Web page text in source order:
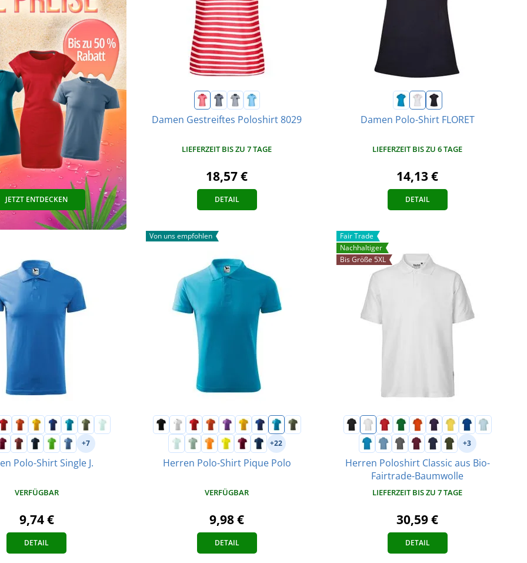
JETZT ENTDECKEN
Damen Gestreiftes Poloshirt 8029
LIEFERZEIT BIS ZU 7 TAGE
18,57 €
DETAIL
Damen Polo-Shirt FLORET
LIEFERZEIT BIS ZU 6 TAGE
14,13 €
DETAIL
+7
Polo-Shirt Single J.
VERFÜGBAR
9,74 €
DETAIL
Von uns empfohlen
+22
Herren Polo-Shirt Pique Polo
VERFÜGBAR
9,98 €
DETAIL
Fair Trade
Nachhaltiger
Bis Größe 5XL
+3
Herren Poloshirt Classic aus Bio-
Fairtrade-Baumwolle
LIEFERZEIT BIS ZU 7 TAGE
30,59 €
DETAIL